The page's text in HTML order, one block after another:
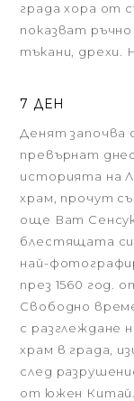
града хора от
показват
тъкани, дрехи.
7 ДЕН
Денят започва
превърнат
историята на
храм, прочут
още Ват
блестящата си
най-
през 1560 год.
Свободно
с разглеждане
храм в града,
след
от южен